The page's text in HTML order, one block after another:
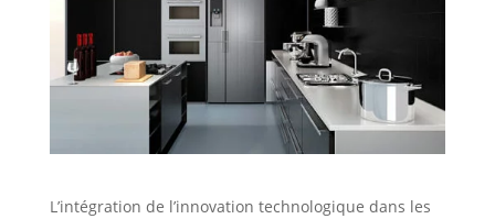
L’intégration de l’innovation technologique dans les